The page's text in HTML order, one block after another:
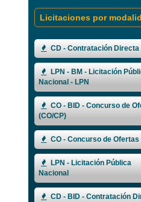
Licitaciones por
CD - Contratación Directa
LPN - BM - Licitación
Nacional - LPN
CO - BID - Concurso de
(CO/CP)
CO - Concurso de Ofertas
LPN - Licitación Pública
Nacional
CD - BID - Contratación